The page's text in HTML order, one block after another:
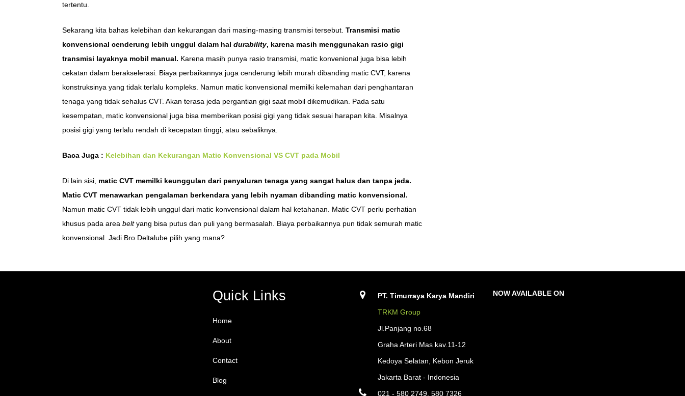
tertentu.
Sekarang kita bahas kelebihan dan kekurangan dari masing-masing transmisi tersebut. Transmisi matic
konvensional cenderung lebih unggul dalam hal durability, karena masih menggunakan rasio gigi
transmisi layaknya mobil manual. Karena masih punya rasio transmisi, matic konvenional juga bisa lebih
cekatan dalam berakselerasi. Biaya perbaikannya juga cenderung lebih murah dibanding matic CVT, karena
konstruksinya yang tidak terlalu kompleks. Namun matic konvensional memilki kelemahan dari penghantaran
tenaga yang tidak sehalus CVT. Akan terasa jeda pergantian gigi saat mobil dikemudikan. Pada satu
kesempatan, matic konvensional juga bisa memberikan posisi gigi yang tidak sesuai harapan kita. Misalnya
posisi gigi yang terlalu rendah di kecepatan tinggi, atau sebaliknya.
Baca Juga : Kelebihan dan Kekurangan Matic Konvensional VS CVT pada Mobil
Di lain sisi, matic CVT memilki keunggulan dari penyaluran tenaga yang sangat halus dan tanpa jeda.
Matic CVT menawarkan pengalaman berkendara yang lebih nyaman dibanding matic konvensional.
Namun matic CVT tidak lebih unggul dari matic konvensional dalam hal ketahanan. Matic CVT perlu perhatian
khusus pada area beltyang bisa putus dan puli yang bermasalah. Biaya perbaikannya pun tidak semurah matic
konvensional. Jadi Bro Deltalube pilih yang mana?
Quick Links
Home
About
Contact
Blog
PT. Timurraya Karya Mandiri
TRKM Group
Jl.Panjang no.68
Graha Arteri Mas kav.11-12
Kedoya Selatan, Kebon Jeruk
Jakarta Barat - Indonesia
021 - 580 2749, 580 7326
NOW AVAILABLE ON